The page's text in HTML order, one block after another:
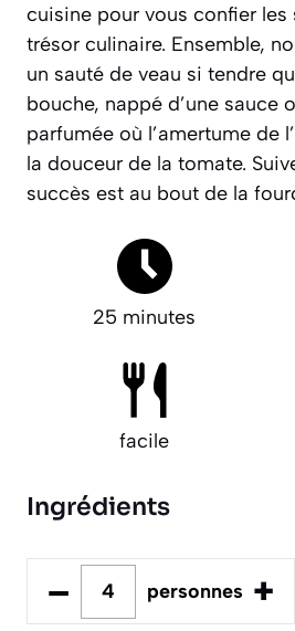
cuisine pour vous confier les
trésor culinaire. Ensemble,
un sauté de veau si tendre
bouche, nappé d’une sauce
parfumée où l’amertume de
la douceur de la tomate.
succès est au bout de la
25 minutes
facile
Ingrédients
– personnes +